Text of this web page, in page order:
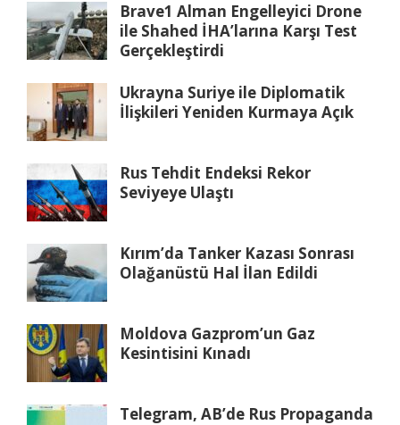
Brave1 Alman Engelleyici Drone
ile Shahed İHA’larına Karşı Test
Gerçekleştirdi
Ukrayna Suriye ile Diplomatik
İlişkileri Yeniden Kurmaya Açık
Rus Tehdit Endeksi Rekor
Seviyeye Ulaştı
Kırım’da Tanker Kazası Sonrası
Olağanüstü Hal İlan Edildi
Moldova Gazprom’un Gaz
Kesintisini Kınadı
Telegram, AB’de Rus Propaganda